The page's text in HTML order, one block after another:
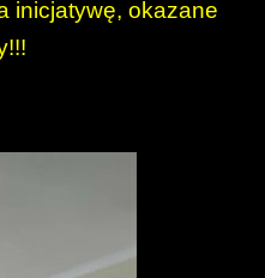
inicjatywę, okazane